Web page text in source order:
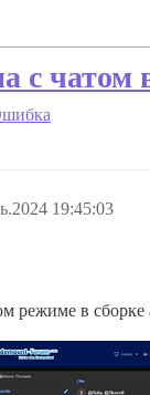
с чатом
19:45:03
режиме в